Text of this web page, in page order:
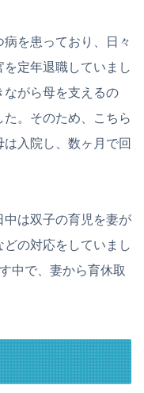
を患っており、日々
定年退職していまし
ながら母を支えるの
。そのため、こちら
入院し、数ヶ月で回
は双子の育児を妻が
の対応をしていまし
中で、妻から育休取